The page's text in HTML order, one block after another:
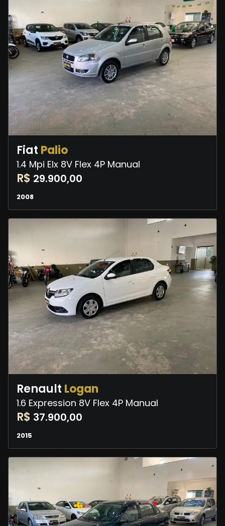
Fiat Palio
1.4 Mpi Elx 8V Flex 4P Manual
R$ 29.900,00
2008
Renault Logan
1.6 Expression 8V Flex 4P Manual
R$ 37.900,00
2015